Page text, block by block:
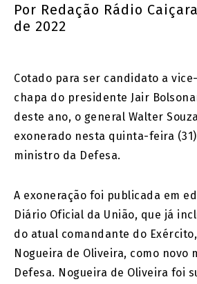
Por Redação Rádio Caiçara
de 2022
Cotado para ser candidato a
chapa do presidente Jair
deste ano, o general Walter
exonerado nesta quinta-feira
ministro da Defesa.
A exoneração foi publicada em
Diário Oficial da União, que já
do atual comandante do
Nogueira de Oliveira, como novo
Defesa. Nogueira de Oliveira foi